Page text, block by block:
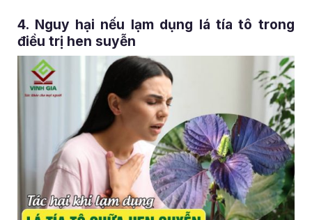
4. Nguy hại nếu lạm dụng lá tía tô trong
điều trị hen suyễn